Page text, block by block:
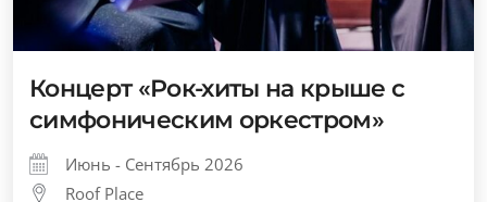
Концерт «Рок-хиты на крыше с
симфоническим оркестром»
Июнь - Сентябрь 2026
Roof Place